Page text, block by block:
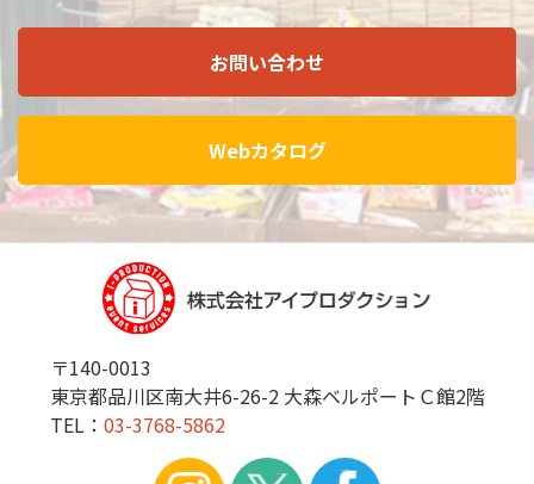
お問い合わせ
Webカタログ
〒140-0013
東京都品川区南大井6-26-2 大森ベルポートＣ館2階
TEL： 03-3768-5862